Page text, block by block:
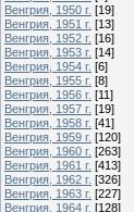
Венгрия, 1950 г. [19]
Венгрия, 1951 г. [13]
Венгрия, 1952 г. [16]
Венгрия, 1953 г. [14]
Венгрия, 1954 г. [6]
Венгрия, 1955 г. [8]
Венгрия, 1956 г. [11]
Венгрия, 1957 г. [19]
Венгрия, 1958 г. [41]
Венгрия, 1959 г. [120]
Венгрия, 1960 г. [263]
Венгрия, 1961 г. [413]
Венгрия, 1962 г. [326]
Венгрия, 1963 г. [227]
Венгрия, 1964 г. [128]